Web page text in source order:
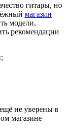
гитары, но
магазин
модели,
рекомендации
не уверены в
магазине